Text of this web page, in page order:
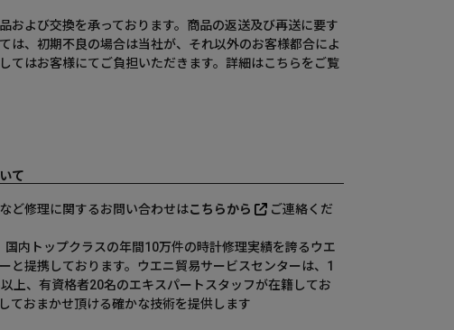
および交換を承っております。商品の返送及び再送に要す
は、初期不良の場合は当社が、それ以外のお客様都合によ
てはお客様にてご負担いただきます。詳細はこちらをご覧
て
ど修理に関するお問い合わせはこちらから
ご連絡くだ
内トップクラスの年間10万件の時計修理実績を誇るウエ
と提携しております。ウエニ貿易サービスセンターは、1
上、有資格者20名のエキスパートスタッフが在籍してお
ておまかせ頂ける確かな技術を提供します